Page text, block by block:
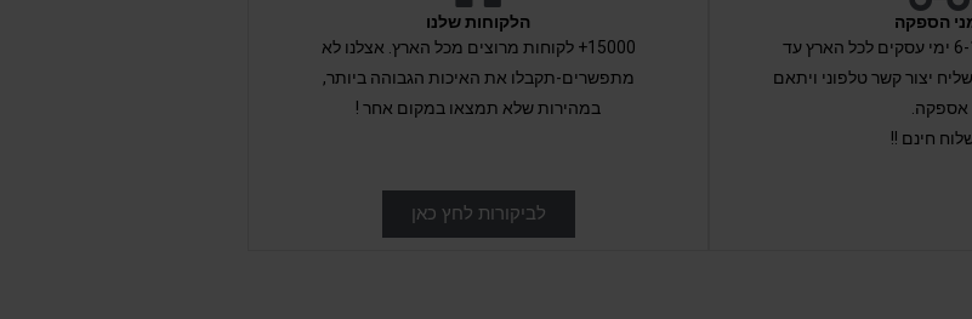
הספקה
זמן אספקה בין 6-19 ימי עסקים לכל הארץ עד
יצור קשר טלפוני ויתאם
אספקה.
חינם !!
הלקוחות שלנו
15000+ לקוחות מרוצים מכל הארץ. אצלנו לא
מתפשרים-תקבלו את האיכות הגבוהה ביותר,
במהירות שלא תמצאו במקום אחר !
לביקורות לחץ כאן